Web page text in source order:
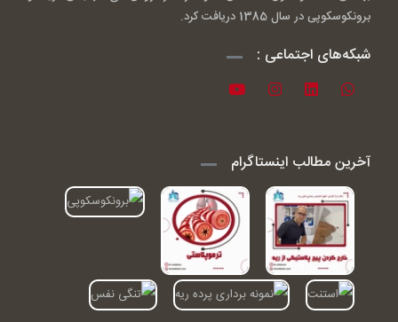
برونکوسکوپی در سال 1385 دریافت کرد.
شبکه‌های اجتماعی :
آخرین مطالب اینستاگرام